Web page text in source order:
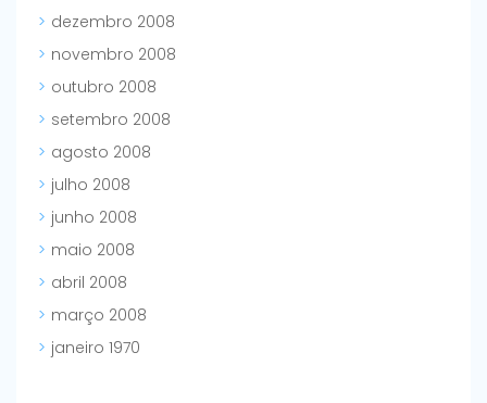
dezembro 2008
novembro 2008
outubro 2008
setembro 2008
agosto 2008
julho 2008
junho 2008
maio 2008
abril 2008
março 2008
janeiro 1970